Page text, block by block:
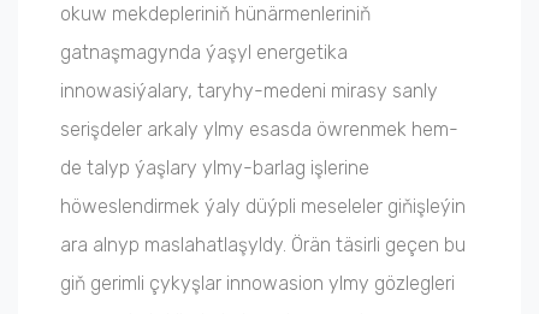
okuw mekdepleriniň hünärmenleriniň
gatnaşmagynda ýaşyl energetika
innowasiýalary, taryhy-medeni mirasy sanly
serişdeler arkaly ylmy esasda öwrenmek hem-
de talyp ýaşlary ylmy-barlag işlerine
höweslendirmek ýaly düýpli meseleler giňişleýin
ara alnyp maslahatlaşyldy. Örän täsirli geçen bu
giň gerimli çykyşlar innowasion ylmy gözlegleri